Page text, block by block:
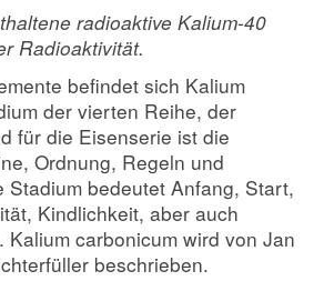
radioaktive Kalium-40
Radioaktivität.
befindet sich Kalium
der vierten Reihe, der
für die Eisenserie ist die
Ordnung, Regeln und
Stadium bedeutet Anfang, Start,
Kindlichkeit, aber auch
carbonicum wird von Jan
beschrieben.